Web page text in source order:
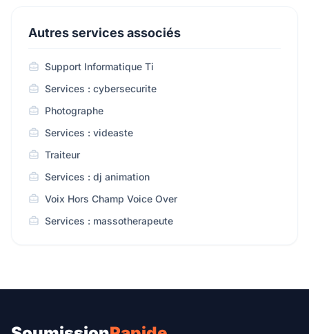
Autres services associés
Support Informatique Ti
Services : cybersecurite
Photographe
Services : videaste
Traiteur
Services : dj animation
Voix Hors Champ Voice Over
Services : massotherapeute